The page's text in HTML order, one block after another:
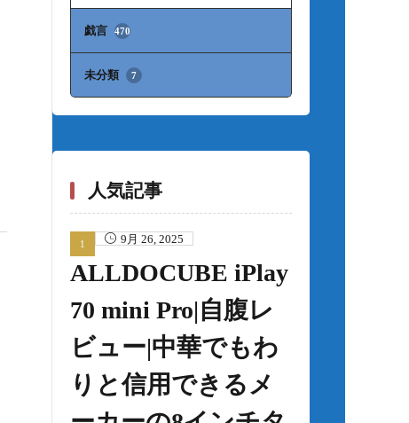
戯言 470
未分類 7
人気記事
9月 26, 2025
ALLDOCUBE iPlay
70 mini Pro|自腹レ
ビュー|中華でもわ
りと信用できるメ